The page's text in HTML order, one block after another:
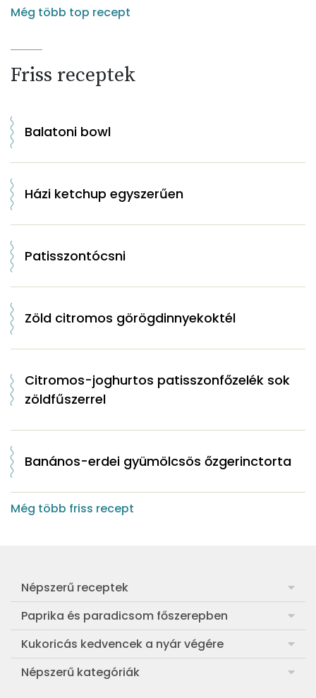
Még több top recept
Friss receptek
Balatoni bowl
Házi ketchup egyszerűen
Patisszontócsni
Zöld citromos görögdinnyekoktél
Citromos-joghurtos patisszonfőzelék sok
zöldfűszerrel
Banános-erdei gyümölcsös őzgerinctorta
Még több friss recept
Népszerű receptek
Frankfurti leves
Egyszerű muffin
Aranygaluska
Paprika és paradicsom főszerepben
Pan con Tomate
Paradicsom és paprika eltevése télre
Kukoricás kedvencek a nyár végére
Legfinomabb főtt kukorica
Népszerű kategóriák